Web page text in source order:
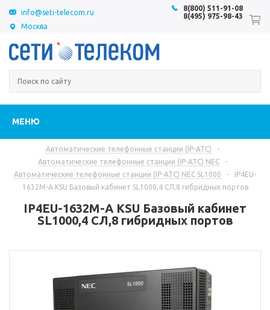
Москва
8(800) 511-91-08
8(495) 975-98-43
info@seti-telecom.ru
МЕНЮ
Автоматические телефонные станции (IP-АТС)
-
Автоматические телефонные станции (IP-АТС) NEC
-
Автоматические телефонные станции (IP-АТС) NEC SL1000
-
IP4EU-
1632M-A KSU Базовый кабинет SL1000,4 СЛ,8 гибридных портов
IP4EU-1632M-A KSU Базовый кабинет
SL1000,4 СЛ,8 гибридных портов